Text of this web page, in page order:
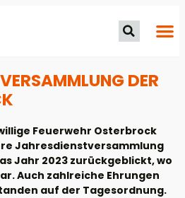
DER
Feuerwehr Osterbrock
Jahresdienstversammlung
Jahr 2023 zurückgeblickt, wo
Auch zahlreiche Ehrungen
auf der Tagesordnung.